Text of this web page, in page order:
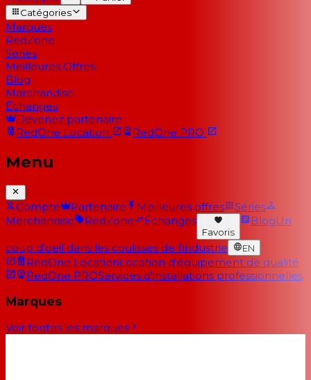
Catégories
Marques
RedZone
Séries
Meilleures Offres
Blog
Marchandise
Échanges
Devenez partenaire
RedOne Location RedOne PRO
Menu
Compte Partenaire Meilleures offres
Séries
Merchandise
RedZone Échanges
Favoris
BlogUn
coup d'oeil dans les coulisses de l'industrie EN
RedOne LocationLocation d'équipement de qualité
RedOne PROServices d'installations professionnelles
Marques
Voir toutes les marques